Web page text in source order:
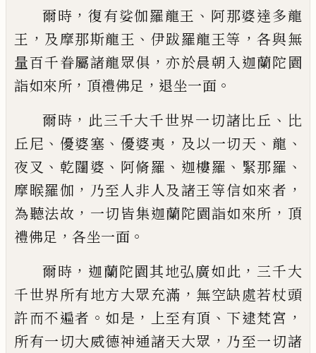
爾時 ，復有娑伽羅龍王 、 阿那婆達多龍
王 ， 及 摩那斯龍王 、 伊跋羅龍王等 ，各與無
量百千眷屬諸龍眾俱 ，亦於晨朝入迦蘭陀園
詣如來所 ， 頂禮佛足 ， 退坐一面 。
爾時 ， 此三千大千世界一切諸比丘 、 比
丘尼 、 優婆塞 、 優婆夷 ， 及以一切天 、 龍 、
夜叉 、 乾闥婆 、 阿脩羅 、 迦樓羅 、 緊那羅 、
摩睺羅伽 ， 乃至人非人及諸王等信如來者 ，
為聽法故 ， 一切皆集迦蘭陀園詣如來所 ， 頂
禮佛足 ， 各坐一面 。
爾時 ， 迦蘭陀園其地弘廣如此 ， 三千大
千世界所有地方大眾充滿 ， 無空缺處若杖頭
許而不遍者 。 如是 ， 上至有頂 、 下逮梵宮 ，
所有一切大威德神通諸天大眾 ， 乃至一切諸